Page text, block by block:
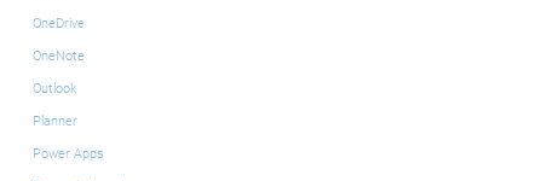
OneDrive
OneNote
Outlook
Planner
Power Apps